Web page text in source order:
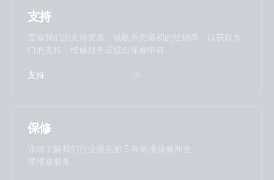
230V
Certificate UTC C15-712-1/DIN VDE 0126-1 - Quattro-II
Herstellerklärung und Anschlussplan §14a EnWG und §9
支持
查看我们的支持资源，或联系您最初的经销商，以获取专
门的支持、维修服务或提出保修申请。
支持
保修
详细了解我们行业领先的 5 年标准保修和全
球维修服务。